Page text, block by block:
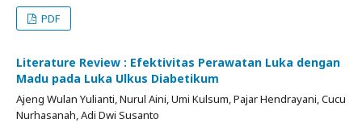
PDF
Literature Review : Efektivitas Perawatan Luka dengan
Madu pada Luka Ulkus Diabetikum
Ajeng Wulan Yulianti, Nurul Aini, Umi Kulsum, Pajar Hendrayani, Cucu
Nurhasanah, Adi Dwi Susanto